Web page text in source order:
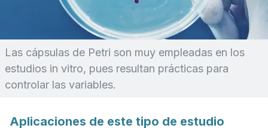
Las cápsulas de Petri son muy empleadas en los
estudios in vitro, pues resultan prácticas para
controlar las variables.
Aplicaciones de este tipo de estudio